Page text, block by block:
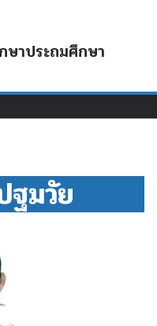
ษาประถมศึกษา
ฐมวัย